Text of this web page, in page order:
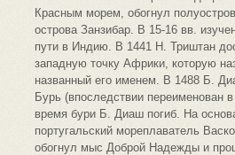
Красным морем, обогнул
острова Занзибар. В 15-16 вв.
пути в Индию. В 1441 Н. Триштан
западную точку Африки, которую
названный его именем. В 1488 Б.
Бурь (впоследствии переименован
время бури Б. Диаш погиб. На
португальский мореплаватель
обогнул мыс Доброй Надежды и